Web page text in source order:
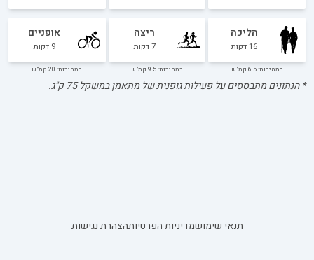
הליכה
16 דקות
במהירות: 6.5 קמ"ש
ריצה
7דקות
במהירות: 9.5 קמ"ש
אופניים
9 דקות
במהירות: 20 קמ"ש
* הנתונים מתבססים על פעילות גופנית של מתאמן במשקל75ק"ג.
תנאי שימושמדיניות הפרטיותהצהרת נגישות